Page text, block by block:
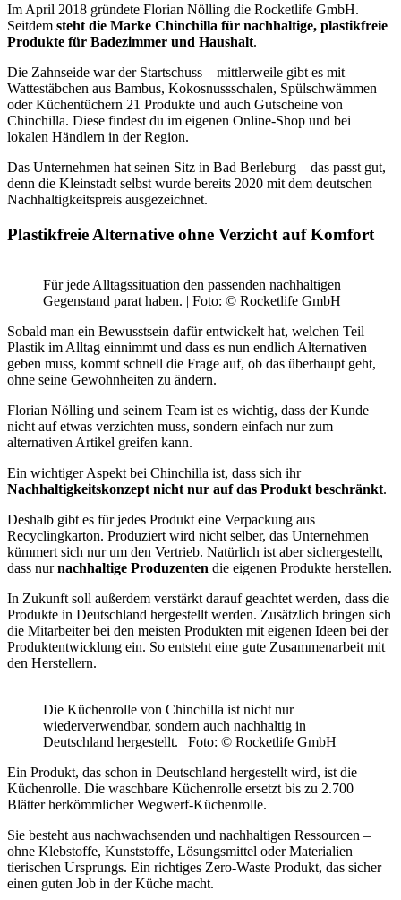
Im April 2018 gründete Florian Nölling die Rocketlife GmbH.
Seitdem steht die Marke Chinchilla für nachhaltige, plastikfreie
Produkte für Badezimmer und Haushalt.
Die Zahnseide war der Startschuss – mittlerweile gibt es mit
Wattestäbchen aus Bambus, Kokosnussschalen, Spülschwämmen
oder Küchentüchern 21 Produkte und auch Gutscheine von
Chinchilla. Diese findest du im eigenen Online-Shop und bei
lokalen Händlern in der Region.
Das Unternehmen hat seinen Sitz in Bad Berleburg – das passt gut,
denn die Kleinstadt selbst wurde bereits 2020 mit dem deutschen
Nachhaltigkeitspreis ausgezeichnet.
Plastikfreie Alternative ohne Verzicht auf Komfort
Für jede Alltagssituation den passenden nachhaltigen
Gegenstand parat haben. | Foto: © Rocketlife GmbH
Sobald man ein Bewusstsein dafür entwickelt hat, welchen Teil
Plastik im Alltag einnimmt und dass es nun endlich Alternativen
geben muss, kommt schnell die Frage auf, ob das überhaupt geht,
ohne seine Gewohnheiten zu ändern.
Florian Nölling und seinem Team ist es wichtig, dass der Kunde
nicht auf etwas verzichten muss, sondern einfach nur zum
alternativen Artikel greifen kann.
Ein wichtiger Aspekt bei Chinchilla ist, dass sich ihr
Nachhaltigkeitskonzept nicht nur auf das Produkt beschränkt.
Deshalb gibt es für jedes Produkt eine Verpackung aus
Recyclingkarton. Produziert wird nicht selber, das Unternehmen
kümmert sich nur um den Vertrieb. Natürlich ist aber sichergestellt,
dass nurnachhaltige Produzenten die eigenen Produkte herstellen.
In Zukunft soll außerdem verstärkt darauf geachtet werden, dass die
Produkte in Deutschland hergestellt werden. Zusätzlich bringen sich
die Mitarbeiter bei den meisten Produkten mit eigenen Ideen bei der
Produktentwicklung ein. So entsteht eine gute Zusammenarbeit mit
den Herstellern.
Die Küchenrolle von Chinchilla ist nicht nur
wiederverwendbar, sondern auch nachhaltig in
Deutschland hergestellt. | Foto: © Rocketlife GmbH
Ein Produkt, das schon in Deutschland hergestellt wird, ist die
Küchenrolle. Die waschbare Küchenrolle ersetzt bis zu 2.700
Blätter herkömmlicher Wegwerf-Küchenrolle.
Sie besteht aus nachwachsenden und nachhaltigen Ressourcen –
ohne Klebstoffe, Kunststoffe, Lösungsmittel oder Materialien
tierischen Ursprungs. Ein richtiges Zero-Waste Produkt, das sicher
einen guten Job in der Küche macht.